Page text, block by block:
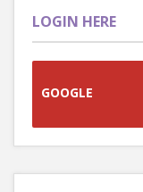
LOGIN HERE
GOOGLE